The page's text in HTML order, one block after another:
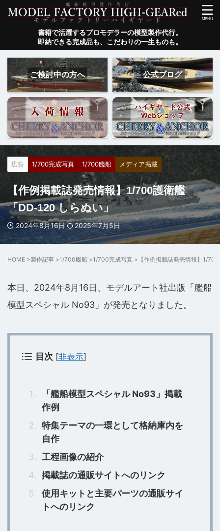
書籍で活躍するプロモデラーの模型製作代行。
即納できる完成品も、こだわりの一生ものも。
ご検討中の方へ 公式ブログ
広告 1/700完成写真 1/700艦船 メディア掲載
【作例掲載誌発売情報】1/700護衛艦
「DD-120 しらぬい」
2024年8月16日 2025年7月5日
HOME >製作記事 >1/700艦船 >1/700完成写真 > 【作例掲載誌発売情報】1/
本日、2024年8月16日、モデルアート社出版「艦船
模型スペシャル No93」が発売となりました。
目次 [非表示]
「艦船模型スペシャル No93」掲載
作例
特集テーマの一環として格納庫内を
自作
工程画像の紹介
掲載誌の通販サイトへのリンク
使用キットと主要パーツの通販サイ
トへのリンク